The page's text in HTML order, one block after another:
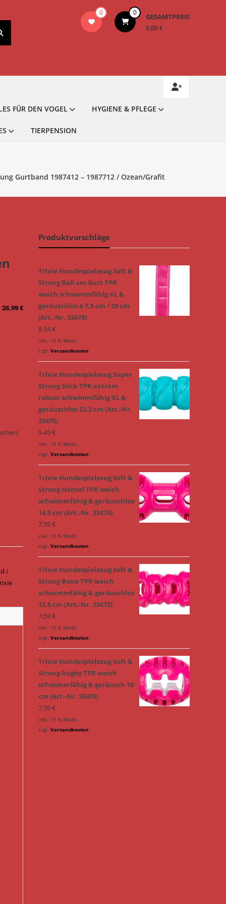
0 0 GESAMTPREIS
0,00 €
FÜR DEN VOGEL HYGIENE & PFLEGE
TIERPENSION
Gurtband 1987412 – 1987712 / Ozean/Grafit
26,99€
/
Produktvorschläge
Trixie Hundespielzeug Soft &
Strong Ball am Gurt TPR
weich schwimmfähig XL &
geräuschlos ø 7,5 cm / 29 cm
(Art.-Nr. 33478)
8,54€
inkl. 19 % MwSt.
zzgl. Versandkosten
Trixie Hundespielzeug Super
Strong Stick TPR extrem
robust schwimmfähig XL &
geräuschlos 22,2 cm (Art.-Nr.
33470)
9,49€
inkl. 19 % MwSt.
zzgl. Versandkosten
Trixie Hundespielzeug Soft &
Strong Hantel TPR weich
schwimmfähig & geräuschlos
14,5 cm (Art.-Nr. 33474)
7,59€
inkl. 19 % MwSt.
zzgl. Versandkosten
Trixie Hundespielzeug Soft &
Strong Bone TPR weich
schwimmfähig & geräuschlos
12,5 cm (Art.-Nr. 33472)
7,59€
inkl. 19 % MwSt.
zzgl. Versandkosten
Trixie Hundespielzeug Soft &
Strong Rugby TPR weich
schwimmfähig & geräusch 10
cm (Art.-Nr. 33476)
7,59€
inkl. 19 % MwSt.
zzgl. Versandkosten